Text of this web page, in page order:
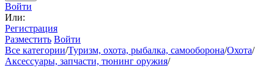
Войти
Или:
Регистрация
Разместить Войти
Все категории/Туризм, охота, рыбалка, самооборона/Охота/
Аксессуары, запчасти, тюнинг оружия/